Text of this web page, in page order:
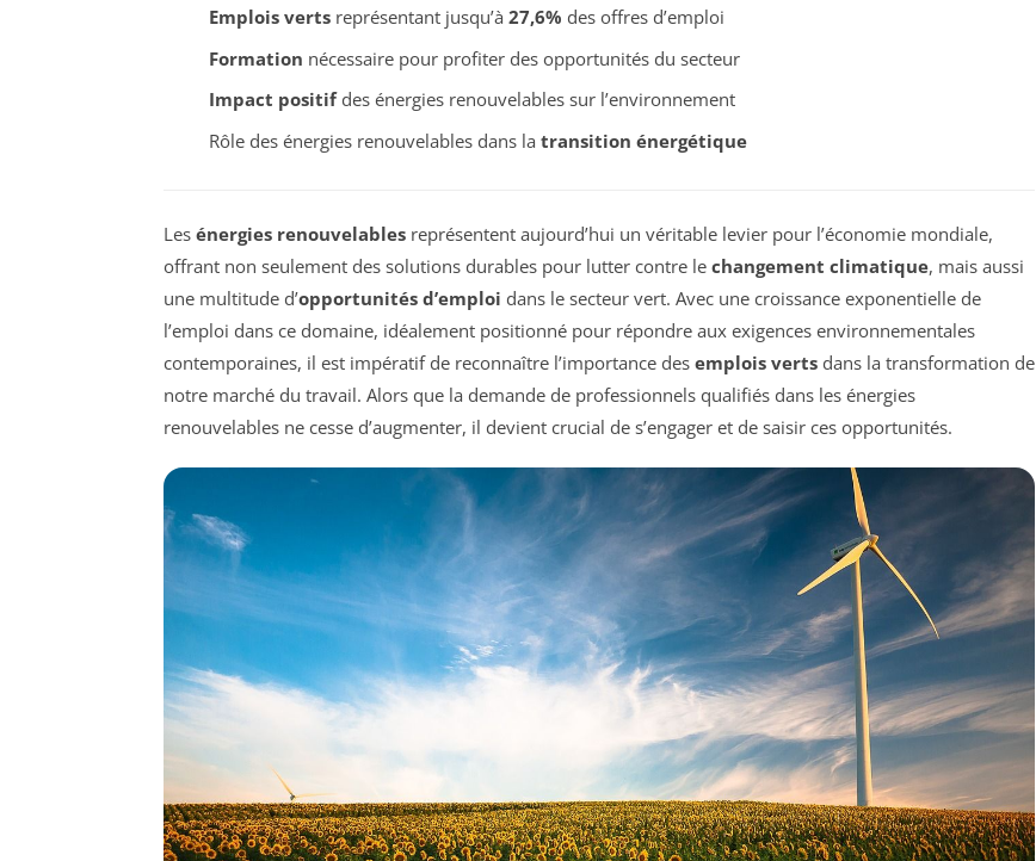
Emplois vertsreprésentant jusqu’à 27,6% des offres d’emploi
Formation nécessaire pour profiter des opportunités du secteur
Impact positifdes énergies renouvelables sur l’environnement
Rôle des énergies renouvelables dans la transition énergétique
Les énergies renouvelables représentent aujourd’hui un véritable levier pour l’économie mondiale,
offrant non seulement des solutions durables pour lutter contre le changement climatique, mais aussi
une multitude d’opportunités d’emploi dans le secteur vert. Avec une croissance exponentielle de
l’emploi dans ce domaine, idéalement positionné pour répondre aux exigences environnementales
contemporaines, il est impératif de reconnaître l’importance des emplois verts dans la transformation de
notre marché du travail. Alors que la demande de professionnels qualifiés dans les énergies
renouvelables ne cesse d’augmenter, il devient crucial de s’engager et de saisir ces opportunités.